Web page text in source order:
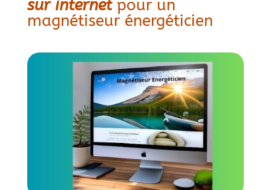
sur internetpour un
magnétiseur énergéticien